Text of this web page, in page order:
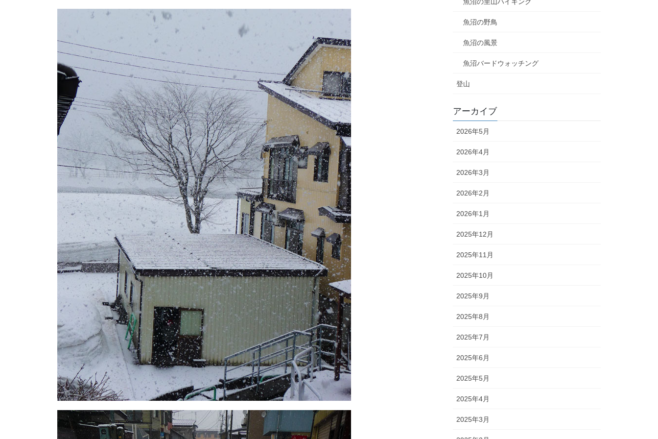
魚沼の里山ハイキング
魚沼の野鳥
魚沼の風景
魚沼バードウォッチング
登山
アーカイブ
2026年5月
2026年4月
2026年3月
2026年2月
2026年1月
2025年12月
2025年11月
2025年10月
2025年9月
2025年8月
2025年7月
2025年6月
2025年5月
2025年4月
2025年3月